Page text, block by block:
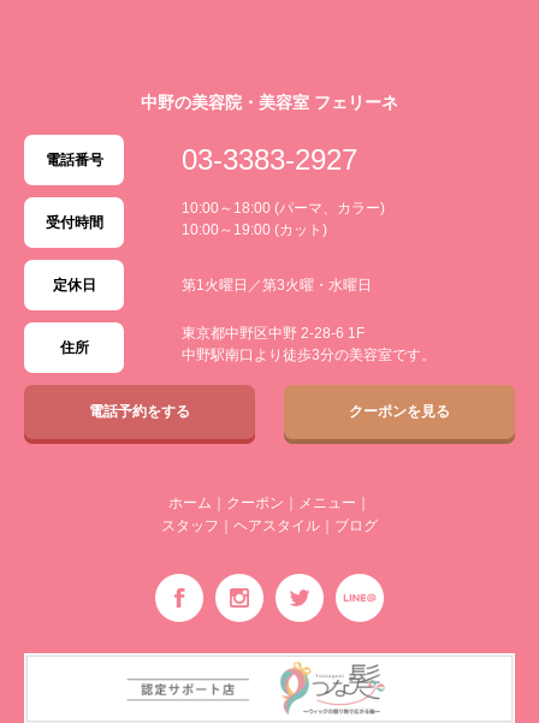
中野の美容院・美容室 フェリーネ
電話番号 03-3383-2927
受付時間
10:00～18:00 (パーマ、カラー)
10:00～19:00 (カット)
定休日 第1火曜日／第3火曜・水曜日
住所
東京都中野区中野 2-28-6 1F
中野駅南口より徒歩3分の美容室です。
電話予約をする クーポンを見る
ホーム ｜ クーポン ｜ メニュー ｜
スタッフ ｜ ヘアスタイル ｜ ブログ